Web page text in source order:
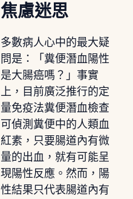
焦慮迷思
多數病人心中的最大疑
問是：「糞便潛血陽性
是大腸癌嗎？」事實
上，目前廣泛推行的定
量免疫法糞便潛血檢查
可偵測糞便中的人類血
紅素，只要腸道內有微
量的出血，就有可能呈
現陽性反應。然而，陽
性結果只代表腸道內有